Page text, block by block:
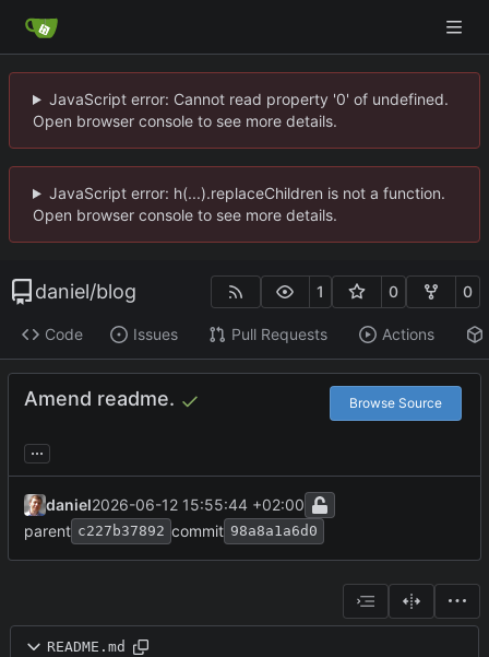
JavaScript error: Cannot read property '0' of undefined.
Open browser console to see more details.
JavaScript error: h(...).replaceChildren is not a function.
Open browser console to see more details.
daniel/blog 1 0 0
Code Issues Pull Requests Actions
Amend readme. Browse Source
...
daniel2026-06-12 15:55:44 +02:00
parent c227b37892 commit 98a8a1a6d0
README.md